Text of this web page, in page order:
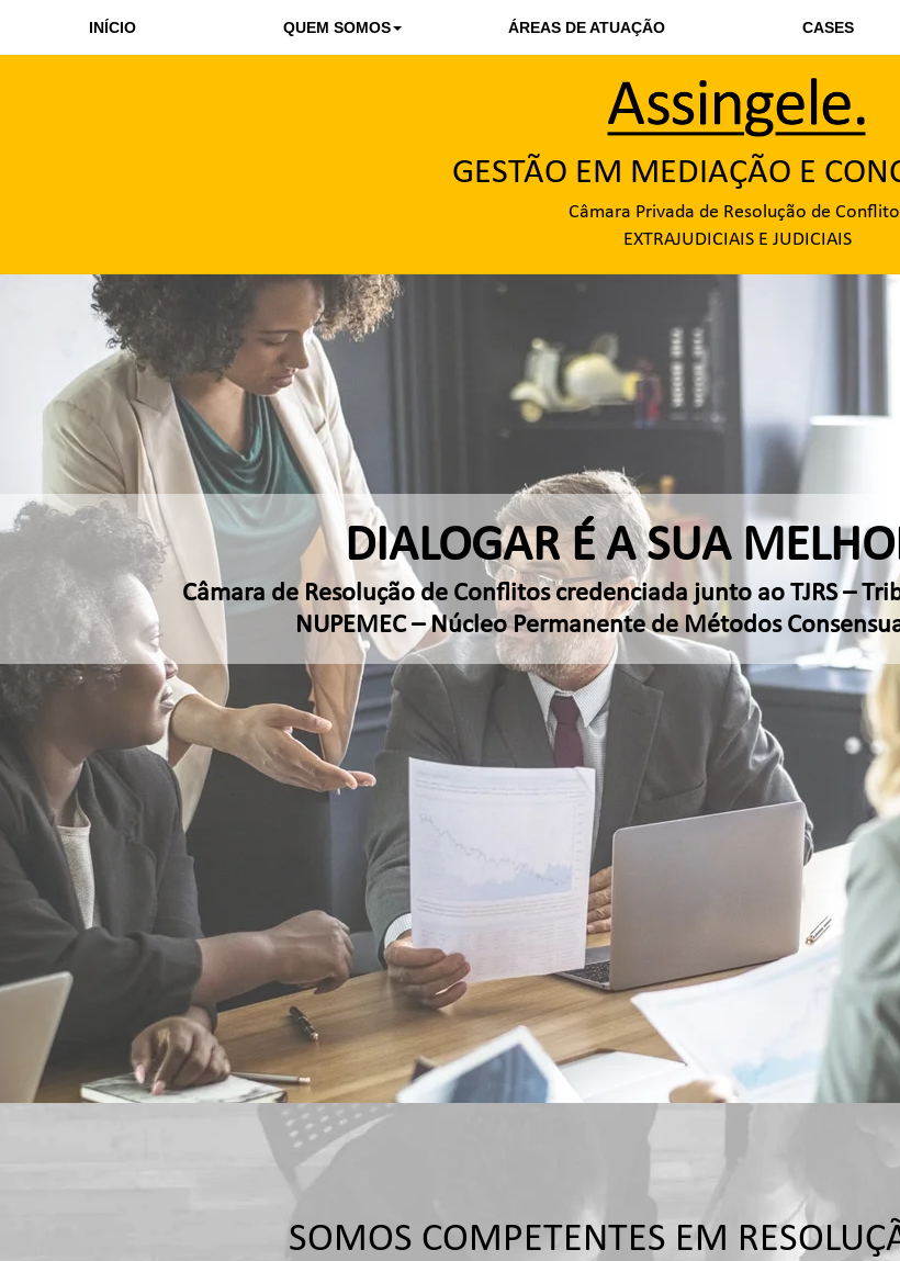
INÍCIO QUEM SOMOS ÁREAS DE ATUAÇÃO CASES
GESTÃO EM MEDIAÇÃO E
Câmara Privada de Resolução de
EXTRAJUDICIAIS E JUDICIAIS
DIALOGAR É A SUA
Câmara de Resolução de Conflitos credenciada junto ao TJRS –
NUPEMEC – Núcleo Permanente de Métodos
SOMOS COMPETENTES EM